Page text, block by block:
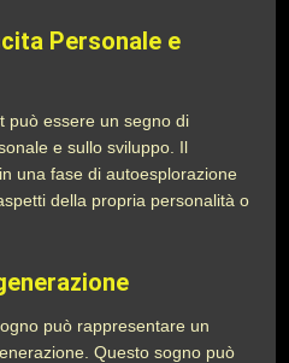
Personale e
può essere un segno di
e sullo sviluppo. Il
una fase di autoesplorazione
della propria personalità o
può rappresentare un
Questo sogno può